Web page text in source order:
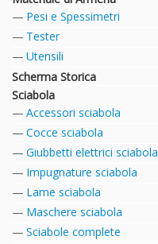
Pesi e Spessimetri
Tester
Utensili
Scherma Storica
Sciabola
Accessori sciabola
Cocce sciabola
Giubbetti elettrici sciabola
Impugnature sciabola
Lame sciabola
Maschere sciabola
Sciabole complete